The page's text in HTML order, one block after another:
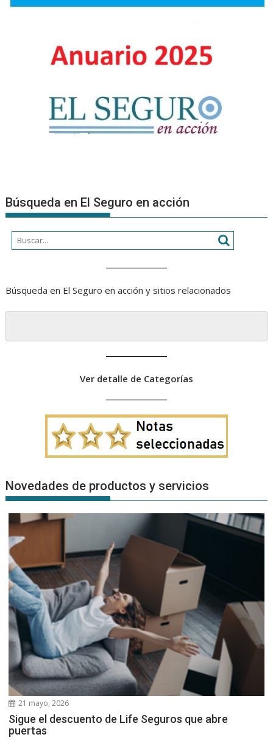
Búsqueda en El Seguro en acción
Búsqueda en El Seguro en acción y sitios relacionados
Ver detalle de Categorías
Novedades de productos y servicios
21 mayo, 2026
Sigue el descuento de Life Seguros que abre
puertas